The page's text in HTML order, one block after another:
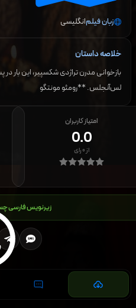
زبان فیلمانگلیسی
خلاصه داستان
بازخوانی مدرن تراژدی شکسپیر، این بار
لس‌آنجلس. **رومئو مونتگو
امتیاز کاربران
0.0
از۰رای
زیرنویس فارسی